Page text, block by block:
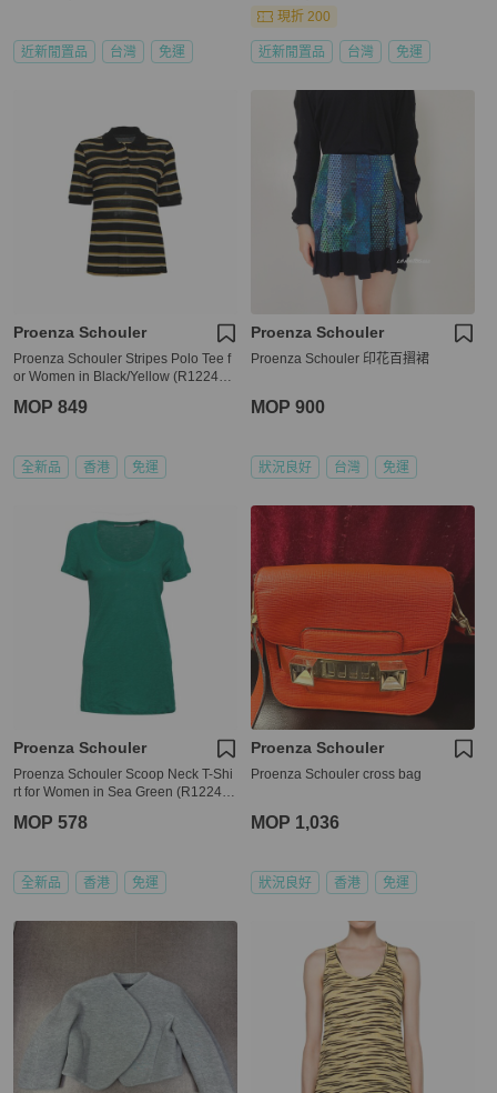
近新閒置品 台灣 免運
現折 200
近新閒置品 台灣 免運
Proenza Schouler
Proenza Schouler Stripes Polo Tee f
or Women in Black/Yellow (R122415
MOP 849
全新品 香港 免運
Proenza Schouler
Proenza Schouler 印花百摺裙
MOP 900
狀況良好 台灣 免運
Proenza Schouler
Proenza Schouler Scoop Neck T-Shi
rt for Women in Sea Green (R12243
MOP 578
全新品 香港 免運
Proenza Schouler
Proenza Schouler cross bag
MOP 1,036
狀況良好 香港 免運